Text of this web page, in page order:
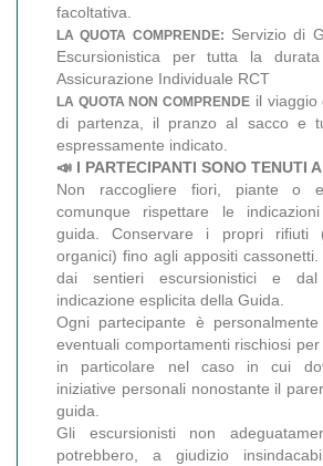
facoltativa.
LA QUOTA COMPRENDE: Servizio di
Escursionistica per tutta la durata
Assicurazione Individuale RCT
LA QUOTA NON COMPRENDE il viaggio
di partenza, il pranzo al sacco e
espressamente indicato.
📣 I PARTECIPANTI SONO TENUTI
Non raccogliere fiori, piante o
comunque rispettare le
guida. Conservare i propri rifiuti
organici) fino agli appositi
dai sentieri escursionistici e
indicazione esplicita della Guida.
Ogni partecipante è
eventuali comportamenti rischiosi per
in particolare nel caso in cui
iniziative personali nonostante il
guida.
Gli escursionisti non
potrebbero, a giudizio